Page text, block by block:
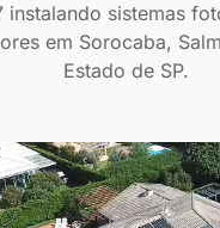
instalando sistemas
em Sorocaba,
Estado de SP.